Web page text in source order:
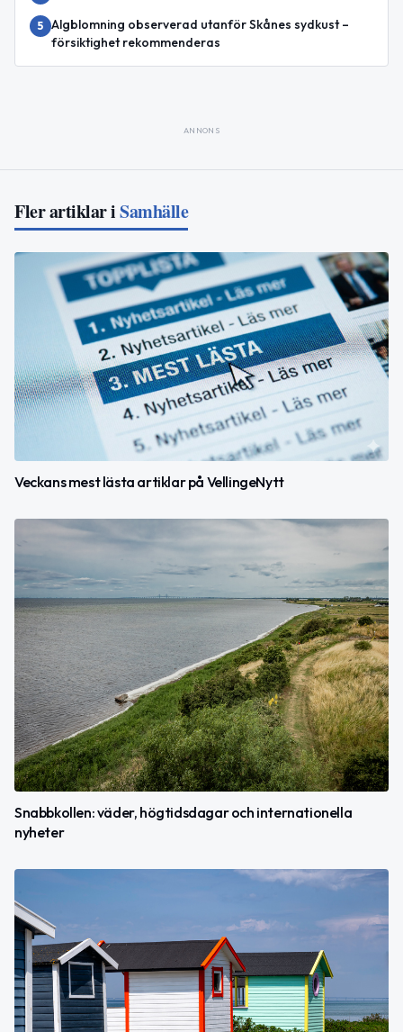
5 Algblomning observerad utanför Skånes sydkust –
försiktighet rekommenderas
ANNONS
Fler artiklar iSamhälle
Veckans mest lästa artiklar på VellingeNytt
Snabbkollen: väder, högtidsdagar och internationella
nyheter